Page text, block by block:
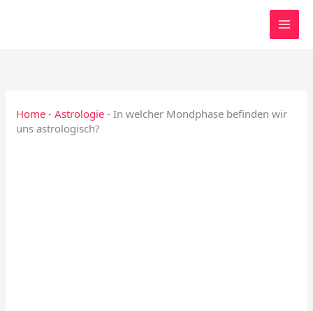
Home -Astrologie -In welcher Mondphase befinden wir
uns astrologisch?